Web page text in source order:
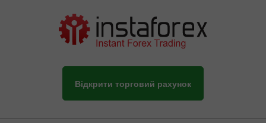
Відкрити торговий рахунок